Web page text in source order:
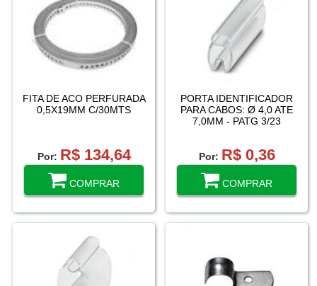
FITA DE ACO PERFURADA
0,5X19MM C/30MTS
Por: R$ 134,64
COMPRAR
PORTA IDENTIFICADOR
PARA CABOS: Ø 4,0 ATE
7,0MM - PATG 3/23
Por: R$ 0,36
COMPRAR